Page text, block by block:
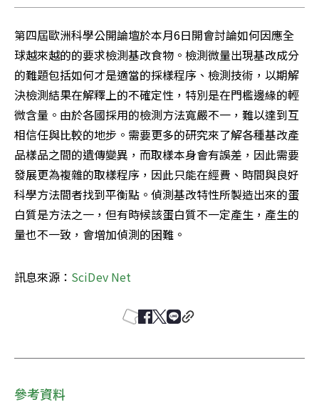
第四屆歐洲科學公開論壇於本月6日開會討論如何因應全
球越來越的的要求檢測基改食物。檢測微量出現基改成分
的難題包括如何才是適當的採樣程序、檢測技術，以期解
決檢測結果在解釋上的不確定性，特別是在門檻邊緣的輕
微含量。由於各國採用的檢測方法寬嚴不一，難以達到互
相信任與比較的地步。需要更多的研究來了解各種基改產
品樣品之間的遺傳變異，而取樣本身會有誤差，因此需要
發展更為複雜的取樣程序，因此只能在經費、時間與良好
科學方法間者找到平衡點。偵測基改特性所製造出來的蛋
白質是方法之一，但有時候該蛋白質不一定產生，產生的
量也不一致，會增加偵測的困難。
訊息來源： SciDev Net
參考資料